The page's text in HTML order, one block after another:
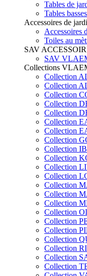
Tables de
Tables
Accessoires de
Toiles au
SAV
SAV
Collections
Collection
Collection
Collection
Collection
Collection
Collection
Collection
Collection
Collection
Collection
Collection
Collection
Collection
Collection
Collection
Collection
Collection
Collection
Collection
Collection
Collection
Collection